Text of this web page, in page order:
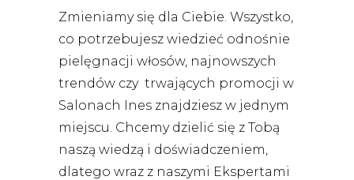
Zmieniamy się dla Ciebie. Wszystko,
co potrzebujesz wiedzieć odnośnie
pielęgnacji włosów, najnowszych
trendów czy trwających promocji w
Salonach Ines znajdziesz w jednym
miejscu. Chcemy dzielić się z Tobą
naszą wiedzą i doświadczeniem,
dlatego wraz z naszymi Ekspertami